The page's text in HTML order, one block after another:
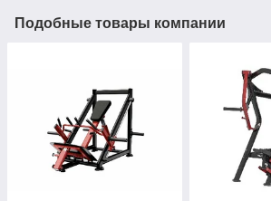
Подобные товары компании